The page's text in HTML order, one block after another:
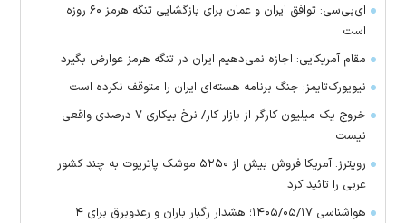
ای‌بی‌سی: توافق ایران و عمان برای بازگشایی تنگه هرمز ۶۰ روزه
است
مقام آمریکایی: اجازه نمی‌دهیم ایران در تنگه هرمز عوارض بگیرد
نیویورک‌تایمز: جنگ برنامه هسته‌ای ایران را متوقف نکرده است
خروج یک میلیون کارگر از بازار کار/ نرخ بیکاری ۷ درصدی واقعی
نیست
رویترز: آمریکا فروش بیش از ۵۲۵۰ موشک پاتریوت به چند کشور
عربی را تائید کرد
هواشناسی ۱۴۰۵/۰۵/۱۷؛ هشدار رگبار باران و رعدوبرق برای ۴